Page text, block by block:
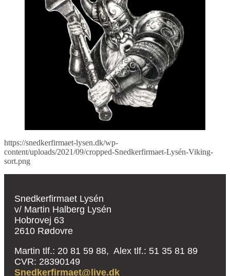
https://snedkerfirmaet-lysen.dk/wp-
content/uploads/2021/09/cropped-Snedkerfirmaet-Lysén-Viking-
sort.png
Snedkerfirmaet Lysén
v/ Martin Halberg Lysén
Hobrovej 63
2610 Rødovre
Martin tlf.: 20 81 59 88, Alex tlf.: 51 35 81 89
CVR: 28390149
Snedkerfirmaet@live.dk